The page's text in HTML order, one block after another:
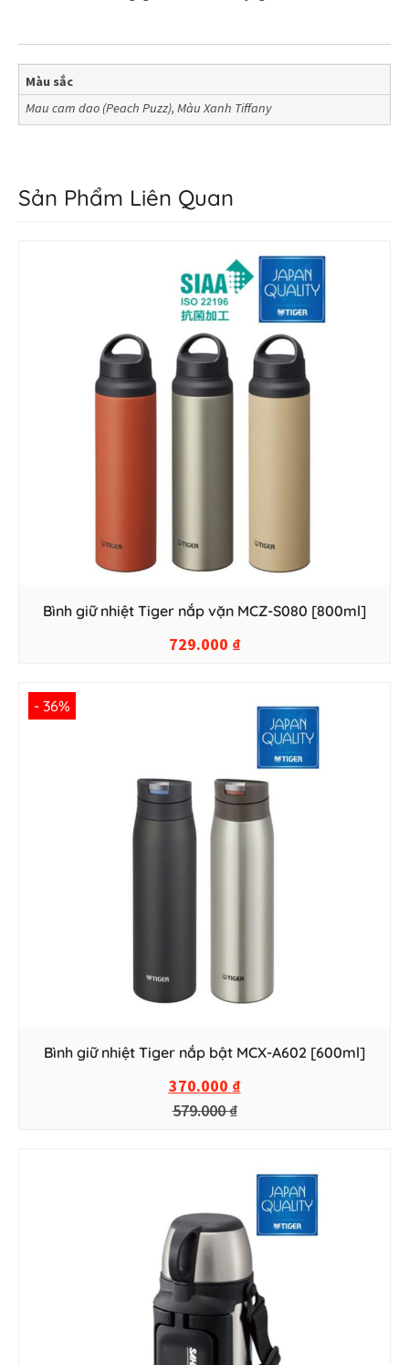
Màu sắc
Mau cam dao (Peach Puzz),Màu Xanh Tiffany
Sản Phẩm Liên Quan
Bình giữ nhiệt Tiger nắp vặn MCZ-S080 [800ml]
729.000 ₫
- 36%
Bình giữ nhiệt Tiger nắp bật MCX-A602 [600ml]
579.000₫
370.000 ₫